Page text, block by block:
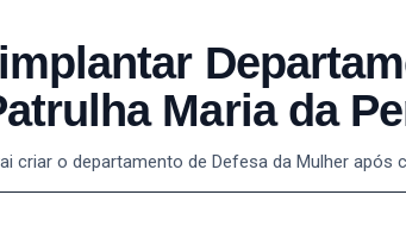
Maria da
criar o departamento de Defesa da Mulher